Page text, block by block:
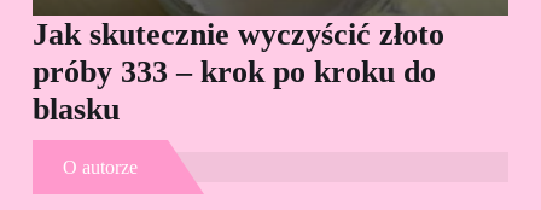
Jak skutecznie wyczyścić złoto
próby 333 – krok po kroku do
blasku
O autorze